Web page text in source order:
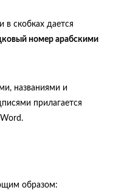
в скобках дается
номер арабскими
названиями и
прилагается
образом: